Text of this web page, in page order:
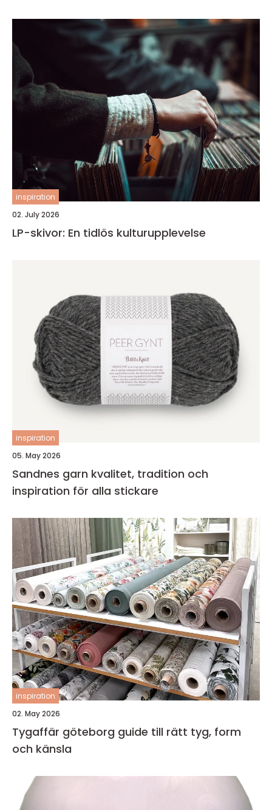
inspiration
02. July 2026
LP-skivor: En tidlös kulturupplevelse
inspiration
05. May 2026
Sandnes garn kvalitet, tradition och
inspiration för alla stickare
inspiration
02. May 2026
Tygaffär göteborg guide till rätt tyg, form
och känsla